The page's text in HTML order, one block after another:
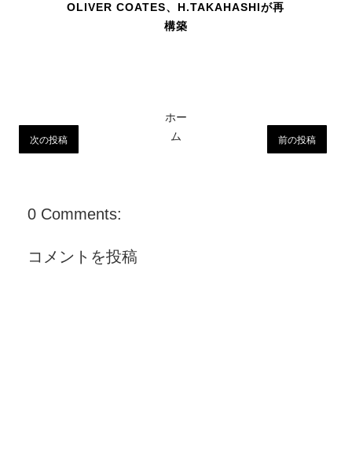
OLIVER COATES、H.TAKAHASHIが再
構築
次の投稿 前の投稿
ホー
ム
0 Comments:
コメントを投稿